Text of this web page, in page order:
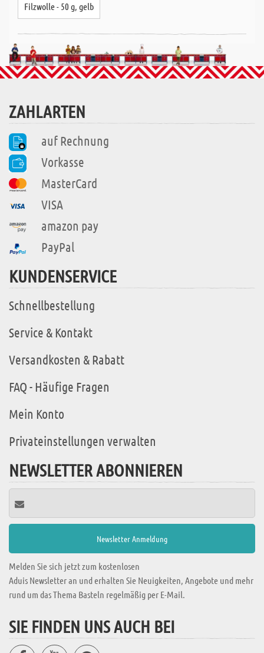
Filzwolle - 50 g, gelb
ZAHLARTEN
auf Rechnung
Vorkasse
MasterCard
VISA
amazon pay
PayPal
KUNDENSERVICE
Schnellbestellung
Service & Kontakt
Versandkosten & Rabatt
FAQ - Häufige Fragen
Mein Konto
Privateinstellungen verwalten
NEWSLETTER ABONNIEREN
Melden Sie sich jetzt zum kostenlosen
Aduis Newsletter an und erhalten Sie Neuigkeiten, Angebote und mehr
rund um das Thema Basteln regelmäßig per E-Mail.
SIE FINDEN UNS AUCH BEI